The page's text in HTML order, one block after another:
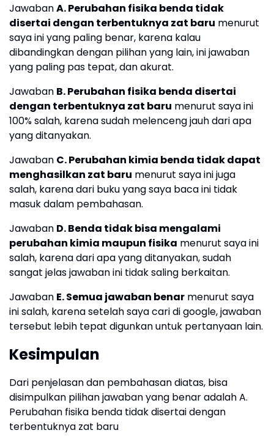
JawabanA. Perubahan fisika benda tidak
disertai dengan terbentuknya zat baru menurut
saya ini yang paling benar, karena kalau
dibandingkan dengan pilihan yang lain, ini jawaban
yang paling pas tepat, dan akurat.
Jawaban B. Perubahan fisika benda disertai
dengan terbentuknya zat baru menurut saya ini
100% salah, karena sudah melenceng jauh dari apa
yang ditanyakan.
Jawaban C. Perubahan kimia benda tidak dapat
menghasilkan zat baru menurut saya ini juga
salah, karena dari buku yang saya baca ini tidak
masuk dalam pembahasan.
Jawaban D. Benda tidak bisa mengalami
perubahan kimia maupun fisika menurut saya ini
salah, karena dari apa yang ditanyakan, sudah
sangat jelas jawaban ini tidak saling berkaitan.
Jawaban E. Semua jawaban benar menurut saya
ini salah, karena setelah saya cari di google, jawaban
tersebut lebih tepat digunkan untuk pertanyaan lain.
Kesimpulan
Dari penjelasan dan pembahasan diatas, bisa
disimpulkan pilihan jawaban yang benar adalah A.
Perubahan fisika benda tidak disertai dengan
terbentuknya zat baru